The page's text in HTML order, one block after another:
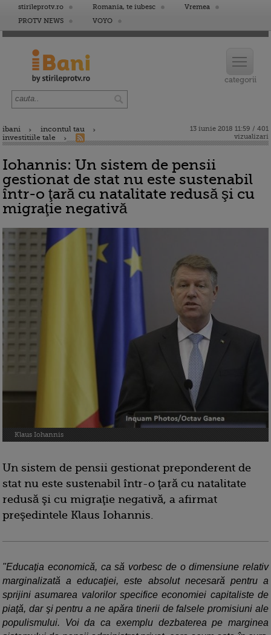
stirileprotv.ro Romania, te iubesc
Vremea
PROTV NEWS
VOYO
ibani
incontul tau
investitiile tale
13 iunie 2018 11:59 / 401
vizualizari
Iohannis: Un sistem de pensii
gestionat de stat nu este sustenabil
într-o ţară cu natalitate redusă şi cu
migraţie negativă
Klaus Iohannis
Un sistem de pensii gestionat preponderent de
stat nu este sustenabil într-o ţară cu natalitate
redusă şi cu migraţie negativă, a afirmat
preşedintele Klaus Iohannis.
"Educaţia economică, ca să vorbesc de o dimensiune relativ
marginalizată a educaţiei, este absolut necesară pentru a
sprijini asumarea valorilor specifice economiei capitaliste de
piaţă, dar şi pentru a ne apăra tinerii de falsele promisiuni ale
populismului. Voi da ca exemplu dezbaterea pe marginea